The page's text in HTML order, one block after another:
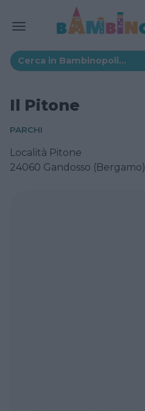
Il Pitone
PARCHI
Località Pitone
24060 Gandosso (Bergamo)